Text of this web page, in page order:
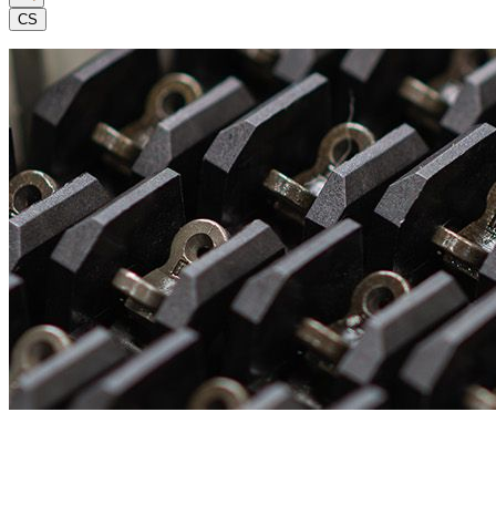
CS